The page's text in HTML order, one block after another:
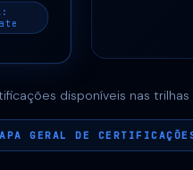
disponíveis nas trilhas
GERAL DE